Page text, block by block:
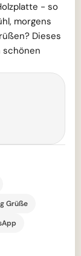
- so
morgens
Dieses
schönen
Grüße